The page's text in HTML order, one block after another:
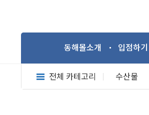
동해몰소개 입점하기
전체 카테고리 수산물